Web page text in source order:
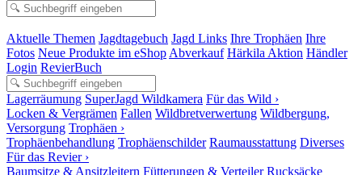
Aktuelle Themen Jagdtagebuch Jagd Links Ihre Trophäen Ihre
Fotos Neue Produkte im eShop Abverkauf Härkila Aktion Händler
Login RevierBuch
Lagerräumung SuperJagd Wildkamera Für das Wild ›
Locken & Vergrämen Fallen Wildbretverwertung Wildbergung,
Versorgung Trophäen ›
Trophäenbehandlung Trophäenschilder Raumausstattung Diverses
Für das Revier ›
Baumsitze & Ansitzleitern Fütterungen & Verteiler Rucksäcke